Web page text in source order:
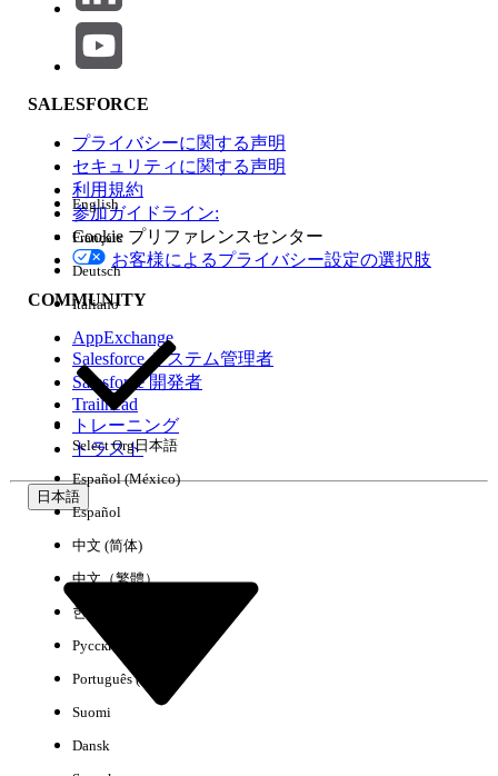
機能の影響
エディション
環境
SALESFORCE
プライバシーに関する声明
セキュリティに関する声明
利用規約
参加ガイドライン:
Cookie プリファレンスセンター
お客様によるプライバシー設定の選択肢
COMMUNITY
AppExchange
Salesforce システム管理者
Salesforce 開発者
Trailhead
トレーニング
トラスト
日本語
English
Français
Deutsch
Italiano
Select Org日本語
Español (México)
Español
中文 (简体)
中文（繁體）
한국어
Русский
Português (Brasil)
Suomi
Dansk